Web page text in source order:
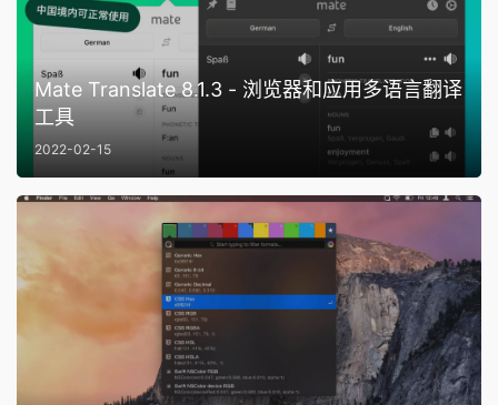
Mate Translate 8.1.3 - 浏览器和应用多语言翻译
工具
2022-02-15